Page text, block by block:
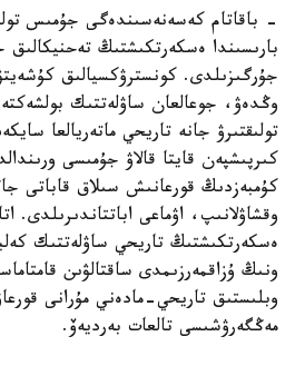
- باقاتام كەسەنەسىندەگى جۇمىس
بارىسىندا ەسكەرتكىشتىڭ تەحنيكالىق
جۇرگىزىلدى. كونسترۋكسيالىق
وڭدەۋ، جوعالعان ساۋلەتتىك
تولىقتىرۋ جانە تاريحي ماتەريالعا
كىرپىشپەن قايتا قالاۋ جۇمىسى
كۇمبەزدىڭ قورعانىش سىلاق قاباتى
وقشاۋلانىپ، اۋماعى اباتتاندىرىلدى.
ەسكەرتكىشتىڭ تاريحي ساۋلەتتىك
ونىڭ ۇزاقمەرزىمدى ساقتالۋىن
وبلىستىق تاريحي-مادەني مۇرانى
مەڭگەرۋشىسى تالعات بەرديەۆ.